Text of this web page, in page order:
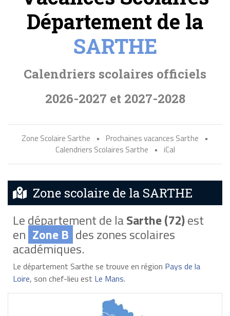
Département de la
SARTHE
Calendriers scolaires officiels
2026-2027 et 2027-2028
Zone Scolaire Sarthe • Prochaines vacances Sarthe
•
Calendriers Scolaires Sarthe
• iCal
Zone scolaire de la SARTHE
Le département de laSarthe (72)est
en Zone B des zones scolaires
académiques.
Le département Sarthe se trouve en région Pays de la
Loire, son chef-lieu est Le Mans.